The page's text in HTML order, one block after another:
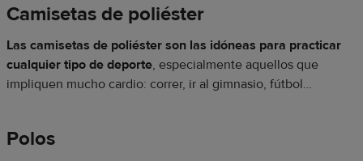
Camisetas de poliéster
Las camisetas de poliéster son las idóneas para practicar
cualquier tipo de deporte, especialmente aquellos que
impliquen mucho cardio: correr, ir al gimnasio, fútbol…
Polos